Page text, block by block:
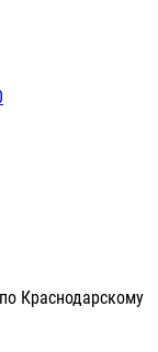
Краснодарскому